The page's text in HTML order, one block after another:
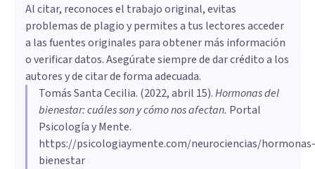
Al citar, reconoces el trabajo original, evitas
problemas de plagio y permites a tus lectores acceder
a las fuentes originales para obtener más información
o verificar datos. Asegúrate siempre de dar crédito a los
autores y de citar de forma adecuada.
Tomás Santa Cecilia. (2022, abril 15).Hormonas del
bienestar: cuáles son y cómo nos afectan. Portal
Psicología y Mente.
https://psicologiaymente.com/neurociencias/hormonas-
bienestar